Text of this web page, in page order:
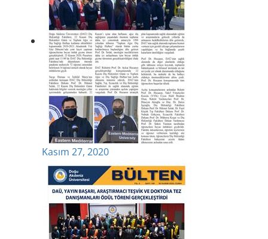
Kasım 27, 2020